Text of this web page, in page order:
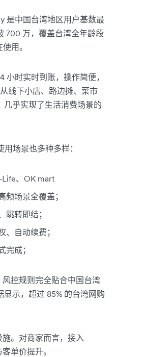
是中国台湾地区用户基数最
700 万，覆盖台湾全年龄段
用。
时实时到账，操作简便，
线下小店、路边摊、菜市
乎实现了生活消费场景的
场景也多种多样：
Life、OK mart
场景全覆盖；
转即结；
自动续费；
成；
控规则完全贴合中国台湾
示，超过 85% 的台湾网购
。对商家而言，接入
单价提升。